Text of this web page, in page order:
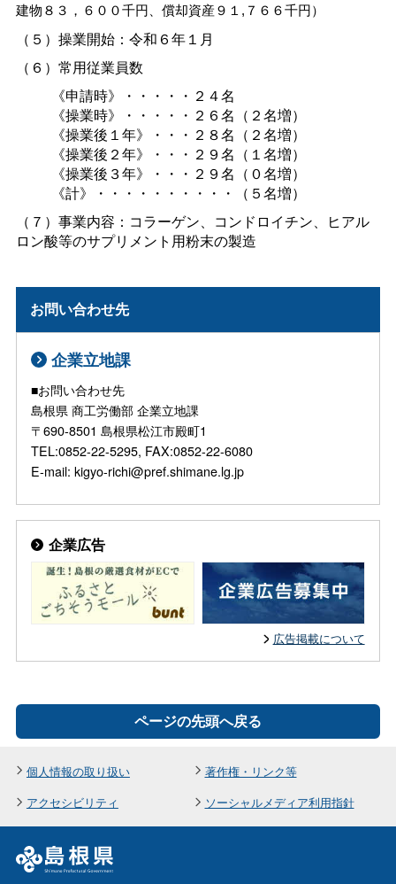
建物８３，６００千円、償却資産９１,７６６千円）
（５）操業開始：令和６年１月
（６）常用従業員数
《申請時》・・・・・２４名
《操業時》・・・・・２６名（２名増）
《操業後１年》・・・２８名（２名増）
《操業後２年》・・・２９名（１名増）
《操業後３年》・・・２９名（０名増）
《計》・・・・・・・・・・（５名増）
（７）事業内容：コラーゲン、コンドロイチン、ヒアル
ロン酸等のサプリメント用粉末の製造
お問い合わせ先
企業立地課
■お問い合わせ先
島根県 商工労働部 企業立地課
〒690-8501 島根県松江市殿町1
TEL:0852-22-5295, FAX:0852-22-6080
E-mail: kigyo-richi@pref.shimane.lg.jp
企業広告
広告掲載について
ページの先頭へ戻る
個人情報の取り扱い
著作権・リンク等
アクセシビリティ
ソーシャルメディア利用指針